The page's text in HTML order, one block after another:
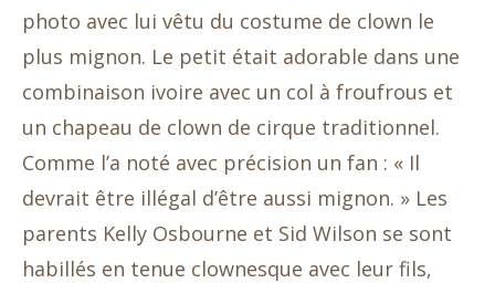
photo avec lui vêtu du costume de clown le
plus mignon. Le petit était adorable dans une
combinaison ivoire avec un col à froufrous et
un chapeau de clown de cirque traditionnel.
Comme l’a noté avec précision un fan : « Il
devrait être illégal d’être aussi mignon. » Les
parents Kelly Osbourne et Sid Wilson se sont
habillés en tenue clownesque avec leur fils,